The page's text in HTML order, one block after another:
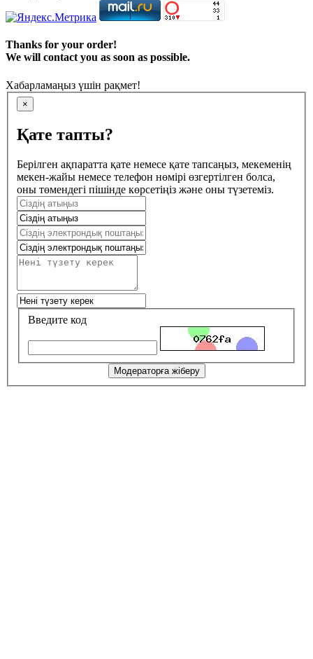
Thanks for your order!
We will contact you as soon as possible.
Хабарламаңыз үшін рақмет!
×
Қате тапты?
Берілген ақпаратта қате немесе қате тапсаңыз, мекеменің
мекен-жайы немесе телефон нөмірі өзгертілген болса,
оны төмендегі пішінде көрсетіңіз және оны түзетеміз.
Введите код
Модераторға жіберу